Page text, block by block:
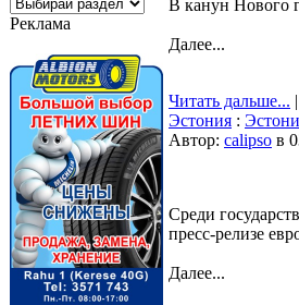
Реклама
В канун Нового
Далее...
Читать дальше...
Эстония :
Автор: calipso в
Среди
пресс-релизе
Далее...